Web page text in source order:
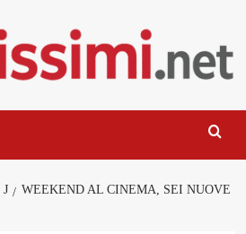
J
WEEKEND AL CINEMA, SEI NUOVE